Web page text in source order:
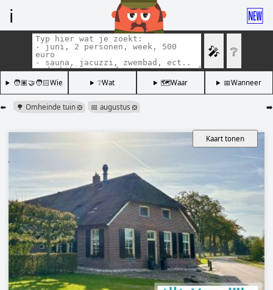
ℹ️ 🆕
🎤 ❔
🧑🏽‍🤝‍🧑🏻Wie ❔Wat 🗺️Waar 📅Wanneer
⬅️ ➡️
🌳 Omheinde tuin ❎ 📅 augustus ❎
Kaart tonen